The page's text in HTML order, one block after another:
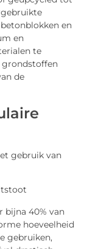
en
en
te
grondstoffen
de
gebruik van
bijna 40% van
hoeveelheid
gebruiken,